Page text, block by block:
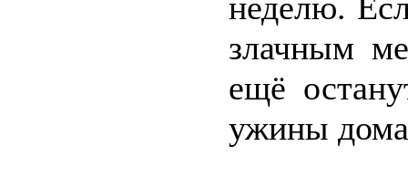
неделю.
злачным
ещё
ужины